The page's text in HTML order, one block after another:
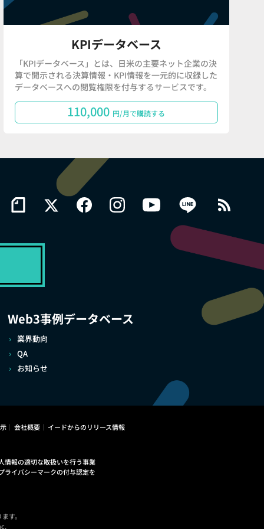
KPIデータベース
「KPIデータベース」とは、日米の主要ネット企業の決
算で開示される決算情報・KPI情報を一元的に収録した
データベースへの閲覧権限を付与するサービスです。
110,000 円/月で購読する
Web3事例データベース
業界動向
QA
お知らせ
会社概要 イードからのリリース情報
情報の適切な取扱いを行う事業
ライバシーマークの付与認定を
す。